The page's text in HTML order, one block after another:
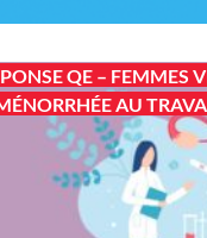
QE – FEMMES
AU